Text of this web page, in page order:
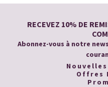
RECEVEZ 10% DE
Abonnez-vous à notre
Offres